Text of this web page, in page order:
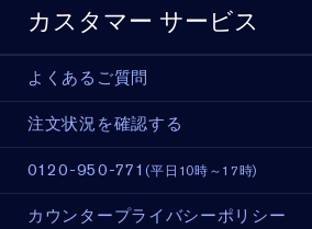
カスタマー サービス
よくあるご質問
注文状況を確認する
0120-950-771 (平日10時～17時)
カウンタープライバシーポリシー